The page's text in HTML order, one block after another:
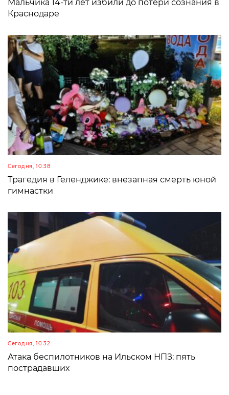
Мальчика 14-ти лет избили до потери сознания в
Краснодаре
Сегодня, 10:38
Трагедия в Геленджике: внезапная смерть юной
гимнастки
Сегодня, 10:32
Атака беспилотников на Ильском НПЗ: пять
пострадавших